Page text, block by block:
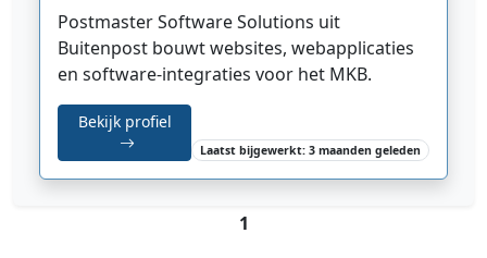
Postmaster Software Solutions uit
Buitenpost bouwt websites, webapplicaties
en software-integraties voor het MKB.
Bekijk profiel
Laatst bijgewerkt: 3 maanden geleden
1